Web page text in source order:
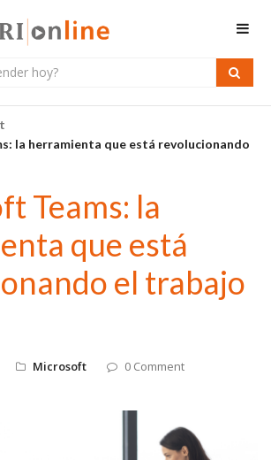
la herramienta que está revolucionando
Teams: la
que está
el trabajo
Microsoft 0 Comment